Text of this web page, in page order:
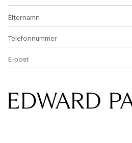
Efternamn
Telefonnummer
E-post
Edward & Partners